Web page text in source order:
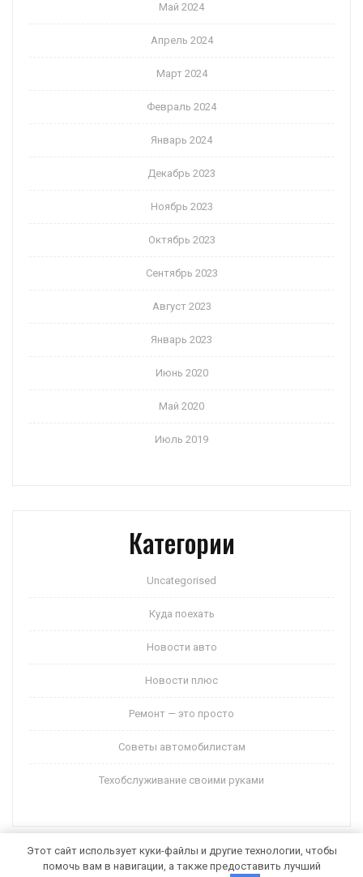
Май 2024
Апрель 2024
Март 2024
Февраль 2024
Январь 2024
Декабрь 2023
Ноябрь 2023
Октябрь 2023
Сентябрь 2023
Август 2023
Январь 2023
Июнь 2020
Май 2020
Июль 2019
Категории
Uncategorised
Куда поехать
Новости авто
Новости плюс
Ремонт — это просто
Советы автомобилистам
Техобслуживание своими руками
Этот сайт использует куки-файлы и другие технологии, чтобы
помочь вам в навигации, а также предоставить лучший